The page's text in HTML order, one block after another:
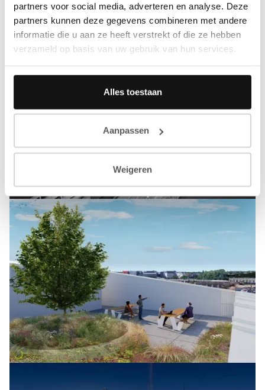
partners voor social media, adverteren en analyse. Deze
partners kunnen deze gegevens combineren met andere
informatie die u aan ze heeft verstrekt of die ze hebben
verzameld op basis van uw gebruik van hun services.
Alles toestaan
Aanpassen
Weigeren